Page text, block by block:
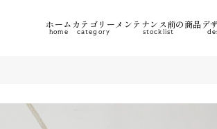
ホーム
home
カテゴリー
category
メンテナンス前の商品
stocklist
デ